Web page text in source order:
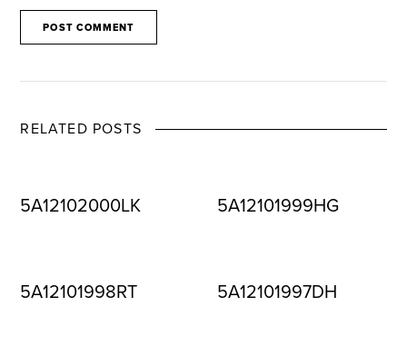
RELATED POSTS
5A12102000LK 5A12101999HG
5A12101998RT 5A12101997DH